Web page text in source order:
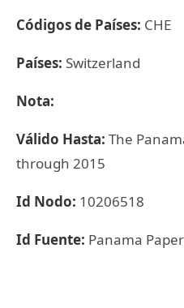
Códigos de Países: CHE
Países: Switzerland
Nota:
Válido Hasta: The
through 2015
Id Nodo: 10206518
Id Fuente: Panama